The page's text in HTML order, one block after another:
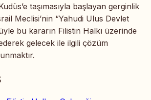
taşımasıyla başlayan gerginlik
Meclisi’nin “Yahudi Ulus Devlet
bu kararın Filistin Halkı üzerinde
gelecek ile ilgili çözüm